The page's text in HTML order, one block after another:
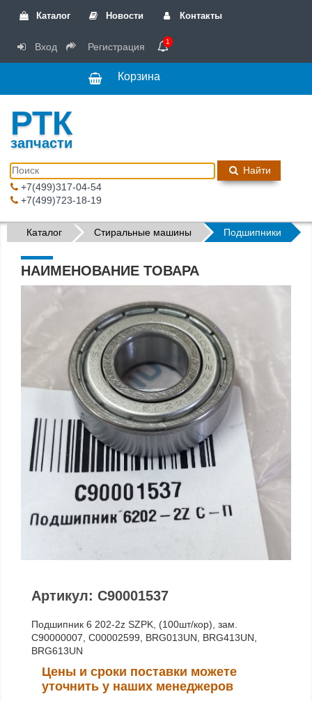
Каталог Новости Контакты
Вход Регистрация 1
Корзина
РТК
запчасти
Найти
+7(499)317-04-54
+7(499)723-18-19
Каталог Стиральные машины Подшипники
НАИМЕНОВАНИЕ ТОВАРА
Артикул: C90001537
Подшипник 6 202-2z SZPK, (100шт/кор), зам.
C90000007, C00002599, BRG013UN, BRG413UN,
BRG613UN
Цены и сроки поставки можете
уточнить у наших менеджеров